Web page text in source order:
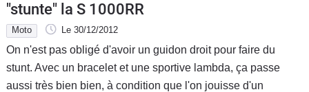
"stunte" la S 1000RR
Moto Le 30/12/2012
On n'est pas obligé d'avoir un guidon droit pour faire du
stunt. Avec un bracelet et une sportive lambda, ça passe
aussi très bien bien, à condition que l'on jouisse d'un